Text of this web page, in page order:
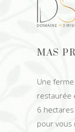
MAS
Une
restaurée
6 hectares
pour vous